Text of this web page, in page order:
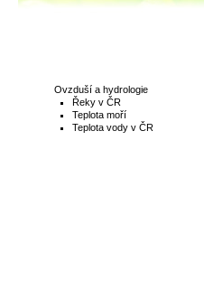
Ovzduší a hydrologie
Řeky v ČR
Teplota moří
Teplota vody v ČR